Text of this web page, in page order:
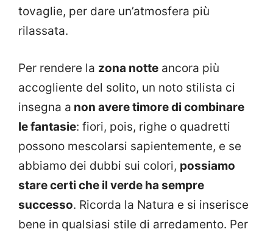
tovaglie, per dare un’atmosfera più
rilassata.
Per rendere la zona notte ancora più
accogliente del solito, un noto stilista ci
insegna a non avere timore di combinare
le fantasie: fiori, pois, righe o quadretti
possono mescolarsi sapientemente, e se
abbiamo dei dubbi sui colori, possiamo
stare certi che il verde ha sempre
successo. Ricorda la Natura e si inserisce
bene in qualsiasi stile di arredamento. Per